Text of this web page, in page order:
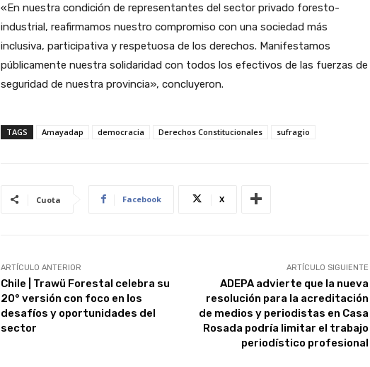
«En nuestra condición de representantes del sector privado foresto-
industrial, reafirmamos nuestro compromiso con una sociedad más
inclusiva, participativa y respetuosa de los derechos. Manifestamos
públicamente nuestra solidaridad con todos los efectivos de las fuerzas de
seguridad de nuestra provincia», concluyeron.
TAGS Amayadap democracia Derechos Constitucionales sufragio
Cuota Facebook X
ARTÍCULO ANTERIOR
Chile | Trawü Forestal celebra su
20° versión con foco en los
desafíos y oportunidades del
sector
ARTÍCULO SIGUIENTE
ADEPA advierte que la nueva
resolución para la acreditación
de medios y periodistas en Casa
Rosada podría limitar el trabajo
periodístico profesional